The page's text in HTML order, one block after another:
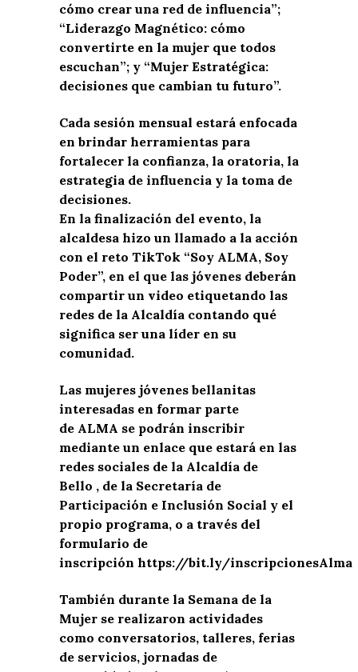
cómo crear una red de influencia”;
“Liderazgo Magnético: cómo
convertirte en la mujer que todos
escuchan”; y “Mujer Estratégica:
decisiones que cambian tu futuro”.
Cada sesión mensual estará enfocada
en brindar herramientas para
fortalecer la confianza, la oratoria, la
estrategia de influencia y la toma de
decisiones.
En la finalización del evento, la
alcaldesa hizo un llamado a la acción
con el reto TikTok “Soy ALMA, Soy
Poder”, en el que las jóvenes deberán
compartir un video etiquetando las
redes de la Alcaldía contando qué
significa ser una líder en su
comunidad.
Las mujeres jóvenes bellanitas
interesadas en formar parte
de ALMA se podrán inscribir
mediante un enlace que estará en las
redes sociales de la Alcaldía de
Bello , de la Secretaría de
Participación e Inclusión Social y el
propio programa, o a través del
formulario de
inscripción https://bit.ly/inscripcionesAlma
También durante la Semana de la
Mujer se realizaron actividades
como conversatorios, talleres, ferias
de servicios, jornadas de